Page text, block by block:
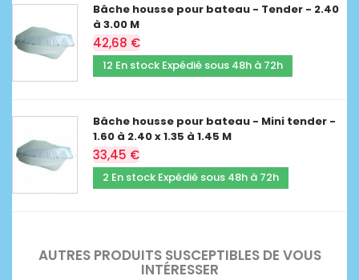
Bâche housse pour bateau - Tender - 2.40
à 3.00 M
42,68 €
12 En stock Expédié sous 48h à 72h
Bâche housse pour bateau - Mini tender -
1.60 à 2.40 x 1.35 à 1.45 M
33,45 €
2 En stock Expédié sous 48h à 72h
AUTRES PRODUITS SUSCEPTIBLES DE VOUS
INTÉRESSER